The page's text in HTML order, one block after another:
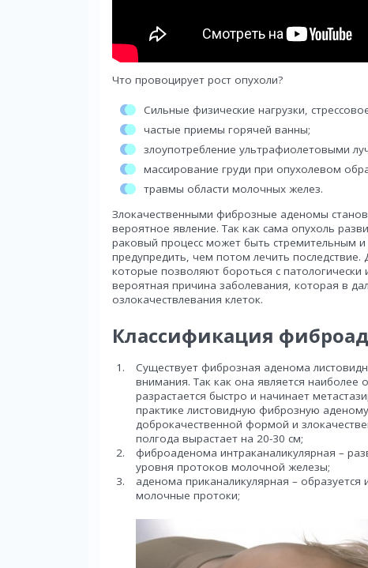
Что провоцирует рост опухоли?
Cильные физические нагрузки,
частые приемы горячей ванны;
злоупотребление ультрафиолетовыми
массирование груди при опухолевом
травмы области молочных желез.
Злокачественными фиброзные аденомы
вероятное явление. Так как сама опухоль
раковый процесс может быть стремительным и
предупредить, чем потом лечить
которые позволяют бороться с
вероятная причина заболевания, которая в
озлокачествлевания клеток.
Классификация
Существует фиброзная аденома
внимания. Так как она является
разрастается быстро и начинает
практике листовидную фиброзную
доброкачественной формой и
полгода вырастает на 20-30 см;
фиброаденома интраканаликулярная –
уровня протоков молочной железы;
аденома приканаликулярная –
молочные протоки;